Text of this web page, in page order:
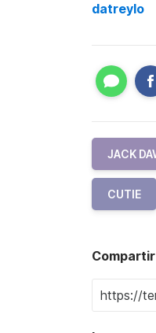
datreylo
JACK
CUTIE
Compartir